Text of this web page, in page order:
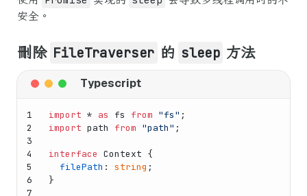
安全。
删除 FileTraverser 的 sleep 方法
1
2
3
4
5
6
7
import * as fs from "fs" ;
import path from "path" ;
interface Context {
filePath : string ;
}